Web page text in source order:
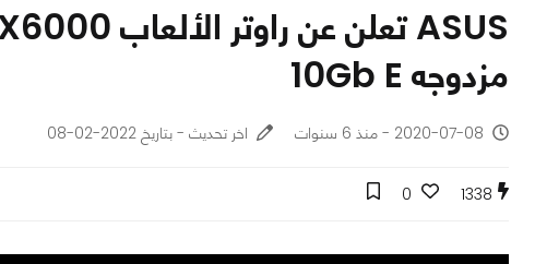
مزدوجه 10Gb E
2020-07-08 - منذ 6 سنوات اخر تحديث - بتاريخ 2022-02-08
1338
0